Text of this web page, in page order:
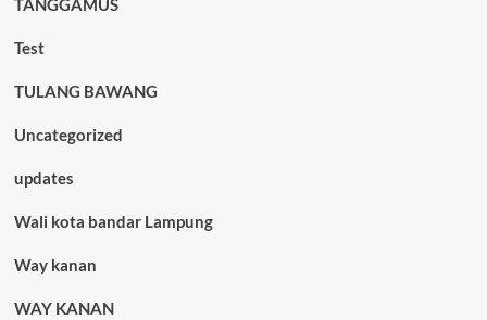
Test
TULANG BAWANG
Uncategorized
updates
Wali kota bandar Lampung
Way kanan
WAY KANAN